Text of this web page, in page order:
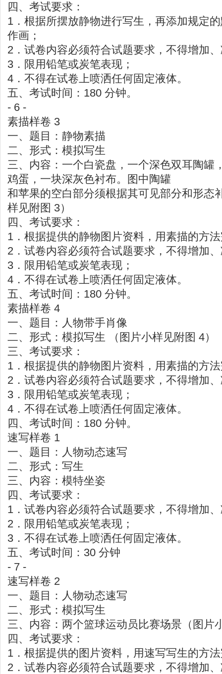
四、考试要求：
1．根据所摆放静物进行写生，再添加规定
作画；
2．试卷内容必须符合试题要求，不得增加
3．限用铅笔或炭笔表现；
4．不得在试卷上喷洒任何固定液体。
五、考试时间：180 分钟。
- 6 -
素描样卷 3
一、题目：静物素描
二、形式：模拟写生
三、内容：一个白瓷盘，一个深色双耳陶罐
鸡蛋，一块深灰色衬布。图中陶罐
和苹果的空白部分须根据其可见部分和形态
样见附图 3）
四、考试要求：
1．根据提供的静物图片资料，用素描的方
2．试卷内容必须符合试题要求，不得增加
3．限用铅笔或炭笔表现；
4．不得在试卷上喷洒任何固定液体。
五、考试时间：180 分钟。
素描样卷 4
一、题目：人物带手肖像
二、形式：模拟写生 （图片小样见附图 4）
三、考试要求：
1．根据提供的静物图片资料，用素描的方
2．试卷内容必须符合试题要求，不得增加
3．限用铅笔或炭笔表现；
4．不得在试卷上喷洒任何固定液体。
四、考试时间：180 分钟。
速写样卷 1
一、题目：人物动态速写
二、形式：写生
三、内容：模特坐姿
四、考试要求：
1．试卷内容必须符合试题要求，不得增加
2．限用铅笔或炭笔表现；
3．不得在试卷上喷洒任何固定液体。
五、考试时间：30 分钟
- 7 -
速写样卷 2
一、题目：人物动态速写
二、形式：模拟写生
三、内容：两个篮球运动员比赛场景（图片
四、考试要求：
1．根据提供的图片资料，用速写写生的方
2．试卷内容必须符合试题要求，不得增加